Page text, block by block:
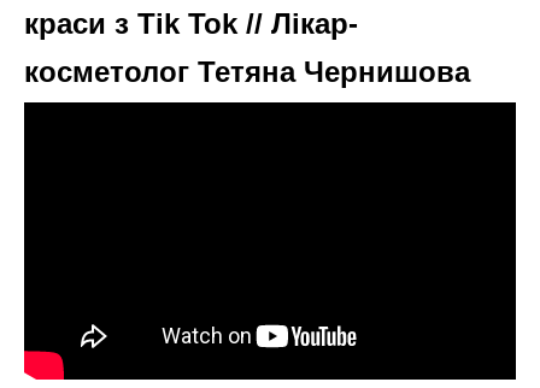
краси з Tik Tok // Лікар-
косметолог Тетяна Чернишова